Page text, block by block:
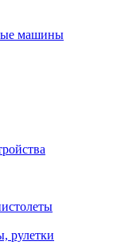
машины
рулетки